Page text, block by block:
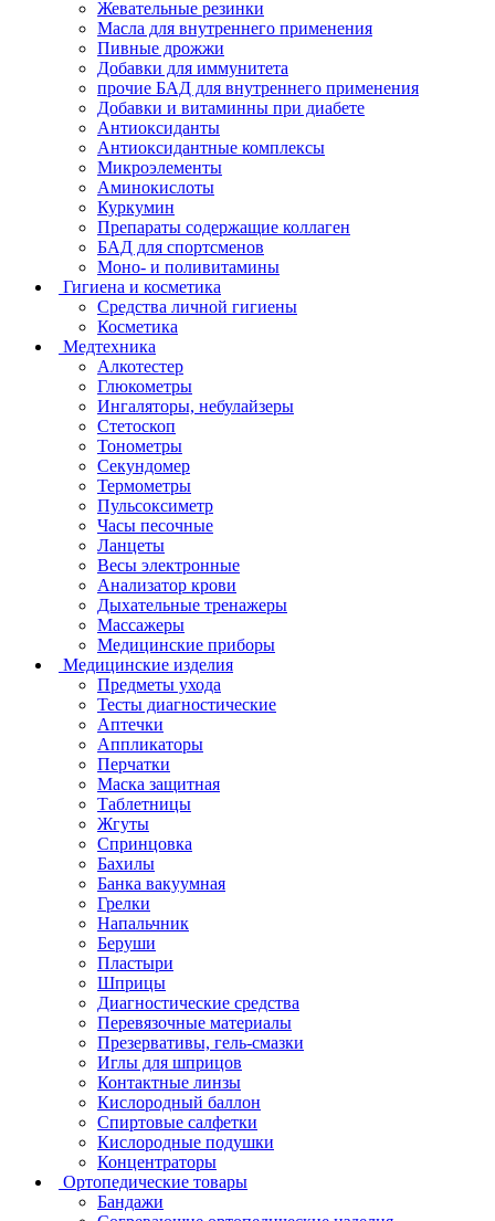
Жевательные резинки
Масла для внутреннего применения
Пивные дрожжи
Добавки для иммунитета
прочие БАД для внутреннего применения
Добавки и витаминны при диабете
Антиоксиданты
Антиоксидантные комплексы
Микроэлементы
Аминокислоты
Куркумин
Препараты содержащие коллаген
БАД для спортсменов
Моно- и поливитамины
Гигиена и косметика
Средства личной гигиены
Косметика
Медтехника
Алкотестер
Глюкометры
Ингаляторы, небулайзеры
Стетоскоп
Тонометры
Секундомер
Термометры
Пульсоксиметр
Часы песочные
Ланцеты
Весы электронные
Анализатор крови
Дыхательные тренажеры
Массажеры
Медицинские приборы
Медицинские изделия
Предметы ухода
Тесты диагностические
Аптечки
Аппликаторы
Перчатки
Маска защитная
Таблетницы
Жгуты
Спринцовка
Бахилы
Банка вакуумная
Грелки
Напальчник
Беруши
Пластыри
Шприцы
Диагностические средства
Перевязочные материалы
Презервативы, гель-смазки
Иглы для шприцов
Контактные линзы
Кислородный баллон
Спиртовые салфетки
Кислородные подушки
Концентраторы
Ортопедические товары
Бандажи